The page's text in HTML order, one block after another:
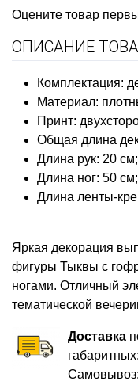
Оцените товар
ОПИСАНИЕ
Комплектация:
Материал:
Принт:
Общая длина
Длина рук: 20 см;
Длина ног: 50 см;
Длина ленты-
Яркая декорация
фигуры Тыквы с
ногами. Отличный
тематической
Доставка